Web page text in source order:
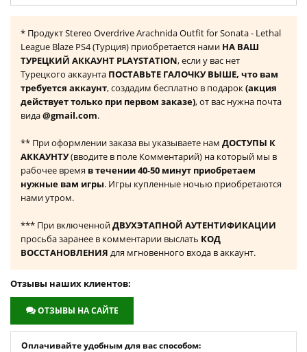
* Продукт Stereo Overdrive Arachnida Outfit for Sonata - Lethal
League Blaze PS4 (Турция) приобретается нами НА ВАШ
ТУРЕЦКИЙ АККАУНТ PLAYSTATION, если у вас нет
Турецкого аккаунта ПОСТАВЬТЕ ГАЛОЧКУ ВЫШЕ, что вам
требуется аккаунт, создадим бесплатно в подарок(акция
действует только при первом заказе), от вас нужна почта
вида@gmail.com.
** При оформлении заказа вы указываете нам ДОСТУПЫ К
АККАУНТУ(вводите в поле Комментарий) на который мы в
рабочее время в течении 40-50 минут приобретаем
нужные вам игры. Игры купленные ночью приобретаются
нами утром.
*** При включеннойДВУХЭТАПНОЙ АУТЕНТИФИКАЦИИ
просьба заранее в комментарии выслать КОД
ВОССТАНОВЛЕНИЯ для мгновенного входа в аккаунт.
Отзывы наших клиентов:
ОТЗЫВЫ НА САЙТЕ
Оплачивайте удобным для вас способом: